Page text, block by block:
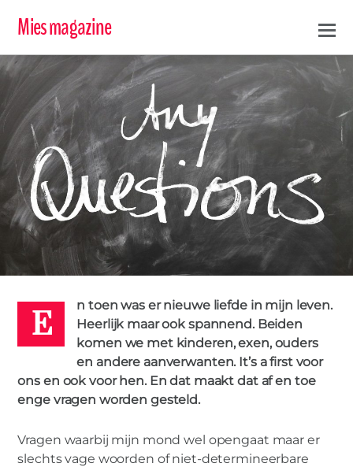
Mies magazine
ALEXA 23 MAART 2016
NIEUWE LIEFDE
“Is hij nou mijn stief-váder?” en andere
enge vragen bij een nieuwe liefde
E
n toen was er nieuwe liefde in mijn leven.
Heerlijk maar ook spannend. Beiden
komen we met kinderen, exen, ouders
en andere aanverwanten. It’s a first voor
ons en ook voor hen. En dat maakt dat af en toe
enge vragen worden gesteld.
Vragen waarbij mijn mond wel opengaat maar er
slechts vage woorden of niet-determineerbare